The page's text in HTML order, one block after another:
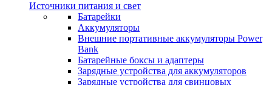
Источники питания и свет
Батарейки
Аккумуляторы
Внешние портативные аккумуляторы Power
Bank
Батарейные боксы и адаптеры
Зарядные устройства для аккумуляторов
Зарядные устройства для свинцовых